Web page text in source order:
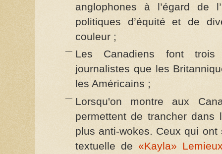
anglophones à l’égard de
politiques d’équité et de
couleur ;
Les Canadiens font
journalistes que les
les Américains ;
Lorsqu'on montre aux
permettent de trancher dans
plus anti-wokes. Ceux qui
textuelle de«Kayla»